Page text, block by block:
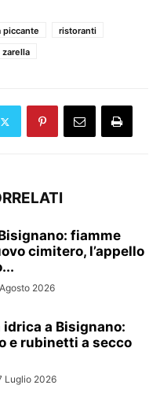
piccante
ristoranti
zarella
fiamme
cimitero, l’appello
2026
idrica a Bisignano:
e rubinetti a secco
Luglio 2026